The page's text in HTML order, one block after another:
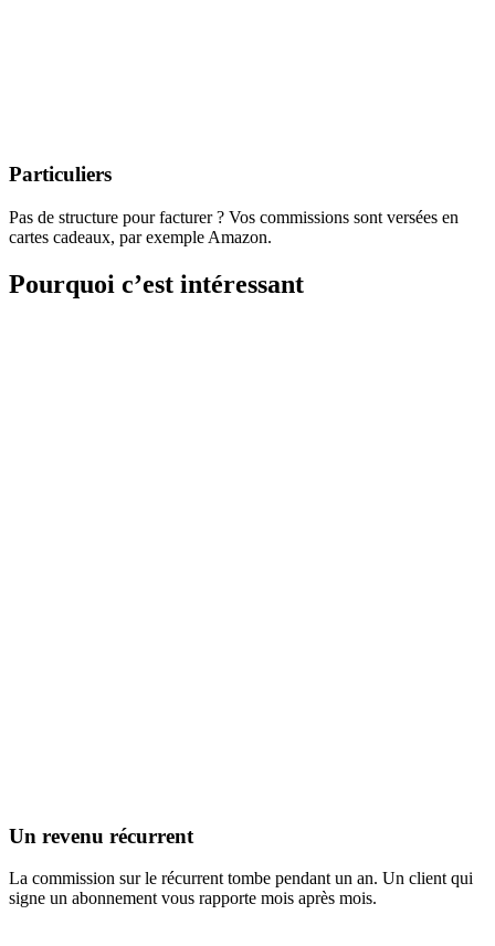
Particuliers
Pas de structure pour facturer ? Vos commissions sont versées en
cartes cadeaux, par exemple Amazon.
Pourquoi c’est intéressant
Un revenu récurrent
La commission sur le récurrent tombe pendant un an. Un client qui
signe un abonnement vous rapporte mois après mois.